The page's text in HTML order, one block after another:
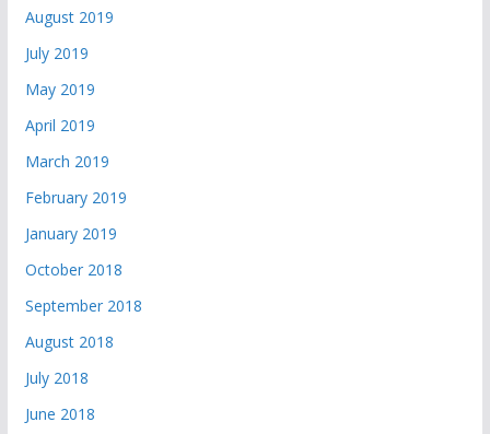
August 2019
July 2019
May 2019
April 2019
March 2019
February 2019
January 2019
October 2018
September 2018
August 2018
July 2018
June 2018